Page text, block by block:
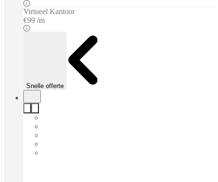
Virtueel Kantoor
€99 /m
Snelle offerte